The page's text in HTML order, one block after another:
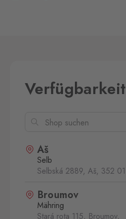
Verfügbarkeit
Aš
Selb
Selbská 2889, Aš, 352 01
Broumov
Mähring
Stará rota 115, Broumov,